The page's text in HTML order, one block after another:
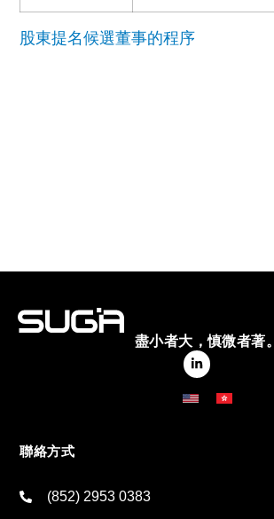
股東提名候選董事的程序
盡小者大，慎微者著。
聯絡方式
(852) 2953 0383